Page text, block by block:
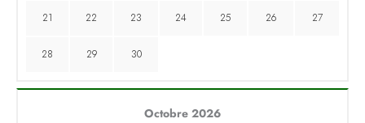
21 22 23 24 25 26 27
28 29 30
Octobre 2026